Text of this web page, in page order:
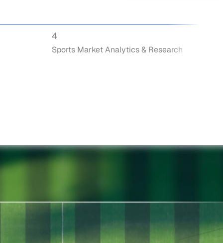
4
Sports Market Analytics & Research